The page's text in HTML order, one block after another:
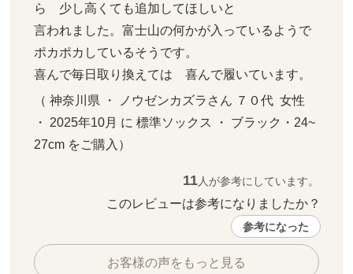
ら　少し高くても追加してほしいと
言われました。富士山の何かが入っているようで
ポカポカしているそうです。
喜んで毎日取り換えては　喜んで履いています。
（ 神奈川県 ・ ノウゼンカズラさん ７０代  女性
・ 2025年10月 に 標準ソックス ・ ブラック・24~
27cm をご購入）
11人が参考にしています。
このレビューは参考になりましたか？
参考になった
お客様の声をもっと見る